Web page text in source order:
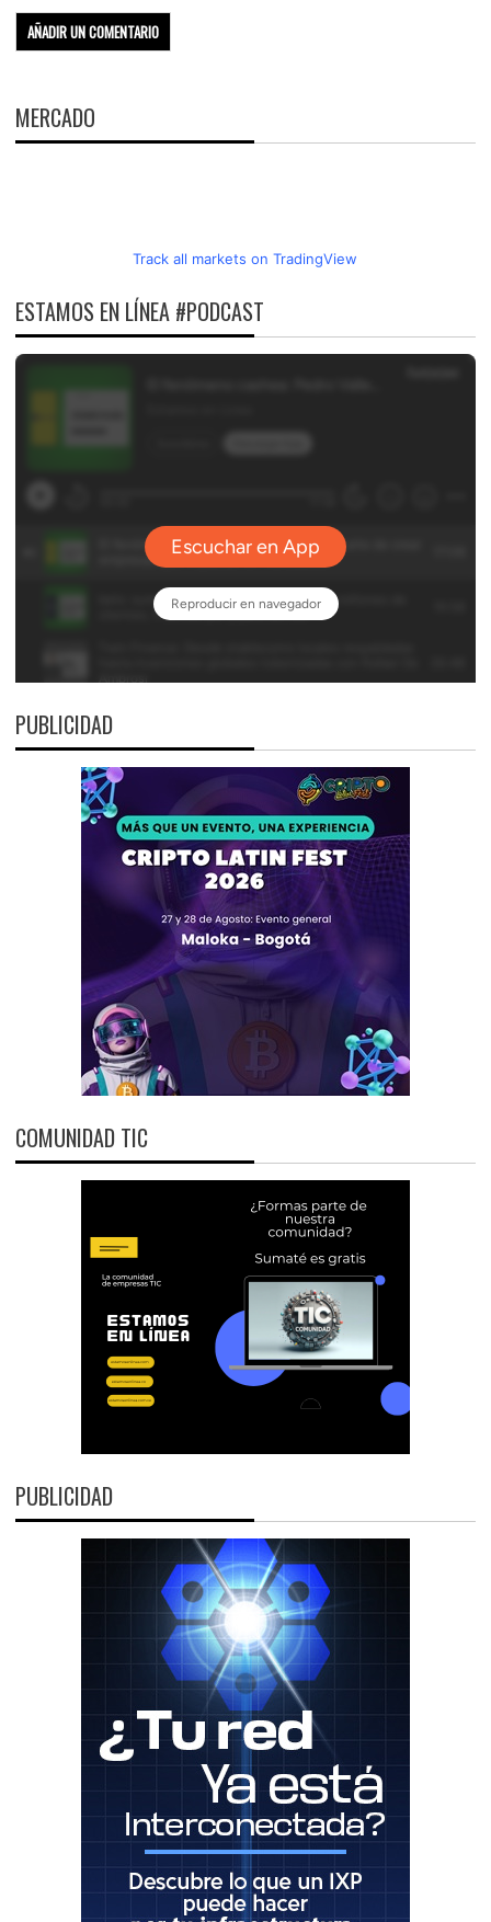
MERCADO
Track all markets on TradingView
ESTAMOS EN LÍNEA #PODCAST
PUBLICIDAD
COMUNIDAD TIC
PUBLICIDAD